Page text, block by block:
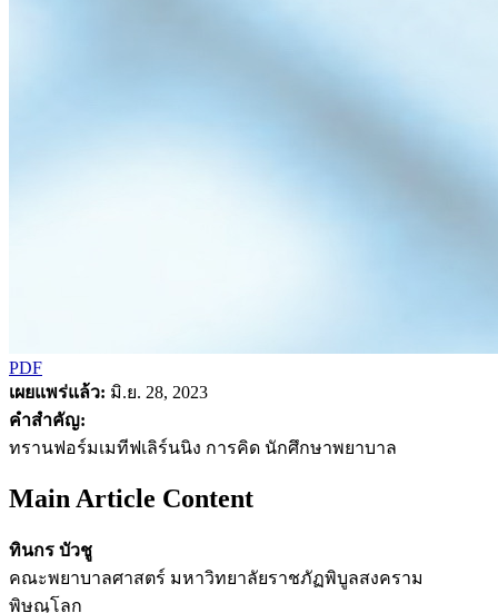
PDF
เผยแพร่แล้ว: มิ.ย. 28, 2023
คำสำคัญ:
ทรานฟอร์มเมทีฟเลิร์นนิง การคิด นักศึกษาพยาบาล
Main Article Content
ทินกร บัวชู
คณะพยาบาลศาสตร์ มหาวิทยาลัยราชภัฏพิบูลสงคราม
พิษณุโลก